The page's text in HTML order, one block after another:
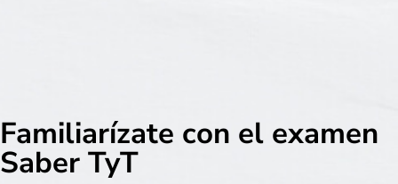
Familiarízate con el examen
Saber TyT